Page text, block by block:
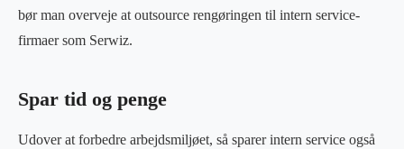
bør man overveje at outsource rengøringen til intern service-
firmaer som Serwiz.
Spar tid og penge
Udover at forbedre arbejdsmiljøet, så sparer intern service også